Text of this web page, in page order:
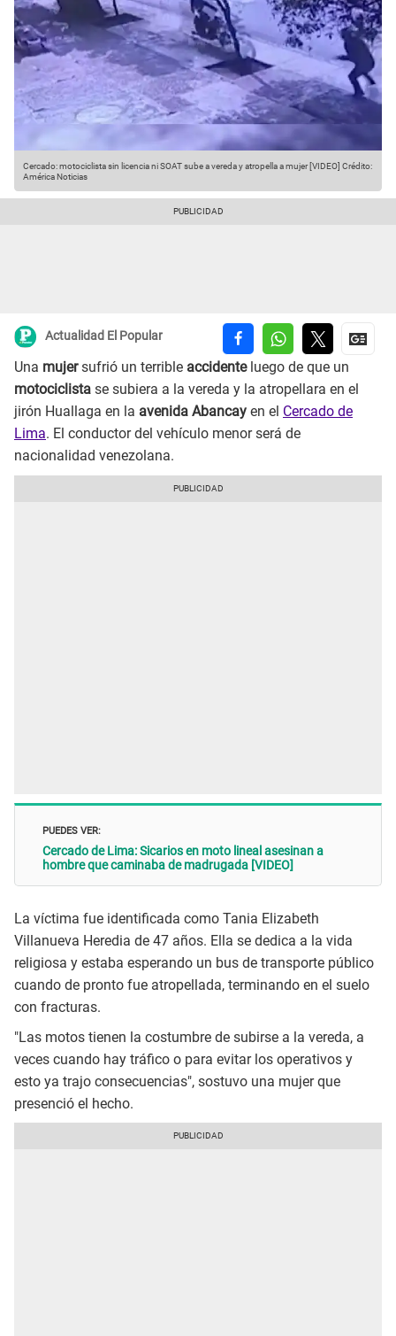
Cercado: motociclista sin licencia ni SOAT sube a vereda y atropella a mujer [VIDEO] Crédito:
América Noticias
Actualidad El Popular
Una mujersufrió un terrible accidente luego de que un
motociclista se subiera a la vereda y la atropellara en el
jirón Huallaga en la avenida Abancay en el Cercado de
Lima. El conductor del vehículo menor será de
nacionalidad venezolana.
PUEDES VER:
Cercado de Lima: Sicarios en moto lineal asesinan a
hombre que caminaba de madrugada [VIDEO]
La víctima fue identificada como Tania Elizabeth
Villanueva Heredia de 47 años. Ella se dedica a la vida
religiosa y estaba esperando un bus de transporte público
cuando de pronto fue atropellada, terminando en el suelo
con fracturas.
"Las motos tienen la costumbre de subirse a la vereda, a
veces cuando hay tráfico o para evitar los operativos y
esto ya trajo consecuencias", sostuvo una mujer que
presenció el hecho.